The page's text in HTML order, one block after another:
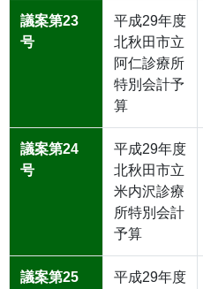
議案第23
号
平成29年度
北秋田市立
阿仁診療所
特別会計予
算
議案第24
号
平成29年度
北秋田市立
米内沢診療
所特別会計
予算
議案第25
平成29年度